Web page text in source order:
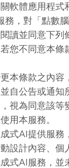
軟體應用程式
，對「點數
讀並同意下
您不同意本條
本條款之內
自公告或通
視為同意該
用本服務。
式AI提供服務
設計內容、
式AI服務，並